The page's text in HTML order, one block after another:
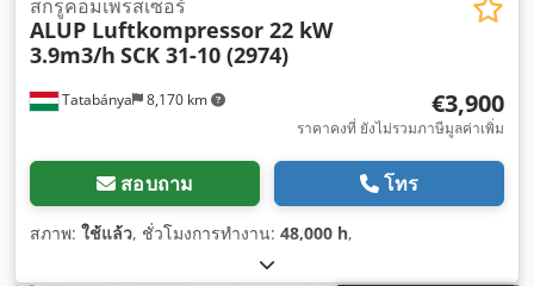
Tatabánya 8,170 km
สกรูคอมเพรสเซอร์
ALUP Luftkompressor 22 kW
3.9m3/h SCK 31-10 (2974)
€3,900
ราคาคงที่ ยังไม่รวมภาษีมูลค่าเพิ่ม
สอบถาม โทร
สภาพ: ใช้แล้ว, ชั่วโมงการทำงาน: 48,000 h,